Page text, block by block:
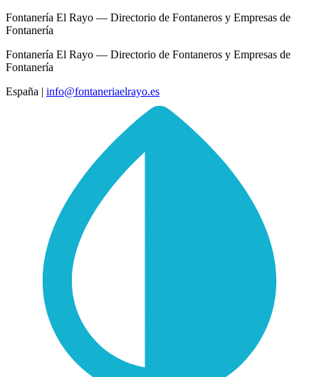
Fontanería El Rayo — Directorio de Fontaneros y Empresas de
Fontanería
Fontanería El Rayo — Directorio de Fontaneros y Empresas de
Fontanería
España | info@fontaneriaelrayo.es